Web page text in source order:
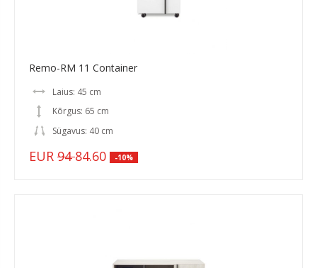
Remo-RM 11 Container
Laius: 45 cm
Kõrgus: 65 cm
Sügavus: 40 cm
EUR 9484.60 -10%